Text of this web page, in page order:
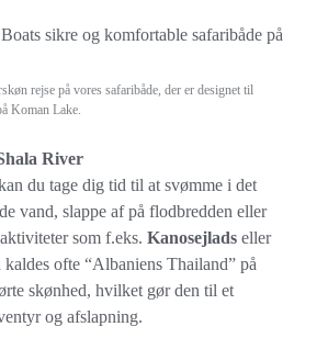
rejse på vores safaribåde, der er designet til
Koman Lake.
River
du tage dig tid til at svømme i det
vand, slappe af på flodbredden eller
som f.eks. Kanosejlads eller
kaldes ofte “Albaniens Thailand” på
skønhed, hvilket gør den til et
og afslapning.